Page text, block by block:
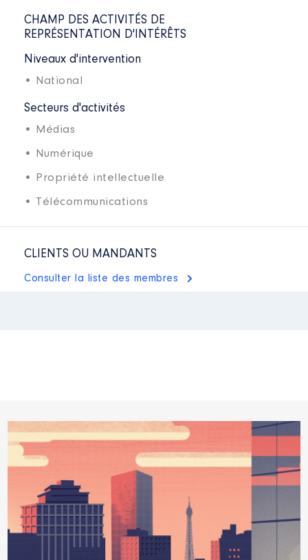
CHAMP DES ACTIVITÉS DE
REPRÉSENTATION D'INTÉRÊTS
Niveaux d'intervention
• National
Secteurs d'activités
• Médias
• Numérique
• Propriété intellectuelle
• Télécommunications
CLIENTS OU MANDANTS
Consulter la liste des membres